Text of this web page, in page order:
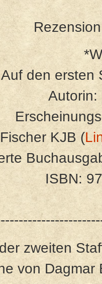
den
Autorin:
KJB (
ISBN:
zweiten
von